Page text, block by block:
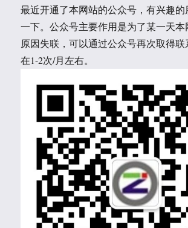
最近开通了本网站的公众号，有兴趣的
一下。公众号主要作用是为了某一天本
原因失联，可以通过公众号再次取得
在1-2次/月左右。